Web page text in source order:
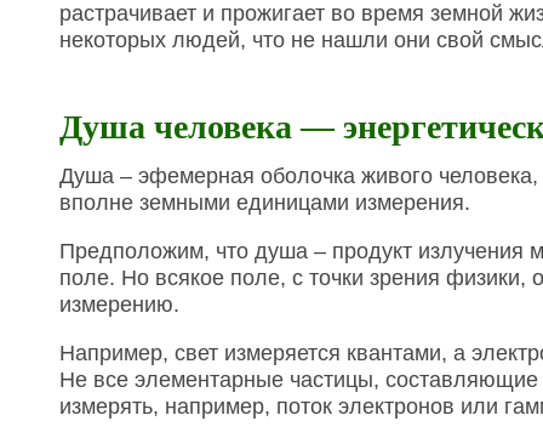
растрачивает и прожигает во время земной
некоторых людей, что не нашли они свой
Душа человека —
Душа – эфемерная оболочка живого
вполне земными единицами измерения.
Предположим, что душа – продукт излучения
поле. Но всякое поле, с точки зрения
измерению.
Например, свет измеряется квантами, а
Не все элементарные частицы,
измерять, например, поток электронов или